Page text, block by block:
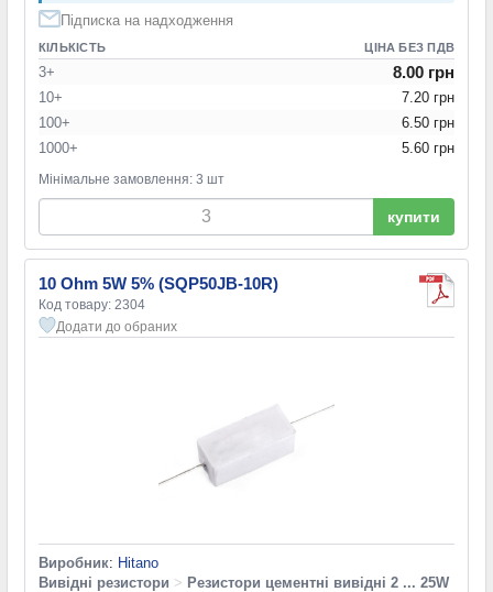
Підписка на надходження
КІЛЬКІСТЬ ЦІНА БЕЗ ПДВ
3+ 8.00 грн
10+
7.20 грн
100+
6.50 грн
1000+
5.60 грн
Мінімальне замовлення: 3 шт
купити
10 Ohm 5W 5% (SQP50JB-10R)
Код товару: 2304
Додати до обраних
Виробник: Hitano
Вивідні резистори > Резистори цементні вивідні 2 ... 25W